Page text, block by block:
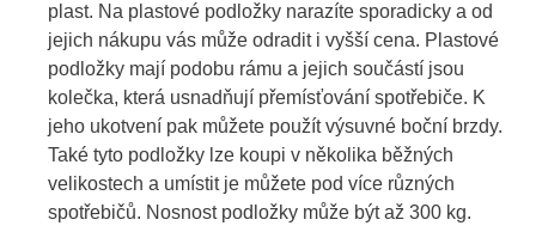
plast. Na plastové podložky narazíte sporadicky a od
jejich nákupu vás může odradit i vyšší cena. Plastové
podložky mají podobu rámu a jejich součástí jsou
kolečka, která usnadňují přemísťování spotřebiče. K
jeho ukotvení pak můžete použít výsuvné boční brzdy.
Také tyto podložky lze koupi v několika běžných
velikostech a umístit je můžete pod více různých
spotřebičů. Nosnost podložky může být až 300 kg.